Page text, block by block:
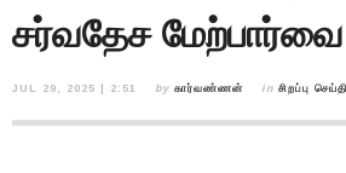
சர்வதேச
JUL 29, 2025 | 2:51 by கார்வண்ணன் in சிறப்பு